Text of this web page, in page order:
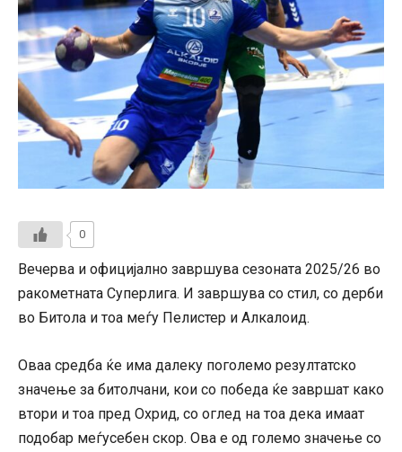
0
Вечерва и официјално завршува сезоната 2025/26 во
ракометната Суперлига. И завршува со стил, со дерби
во Битола и тоа меѓу Пелистер и Алкалоид.
Оваа средба ќе има далеку поголемо резултатско
значење за битолчани, кои со победа ќе завршат како
втори и тоа пред Охрид, со оглед на тоа дека имаат
подобар меѓусебен скор. Ова е од големо значење со